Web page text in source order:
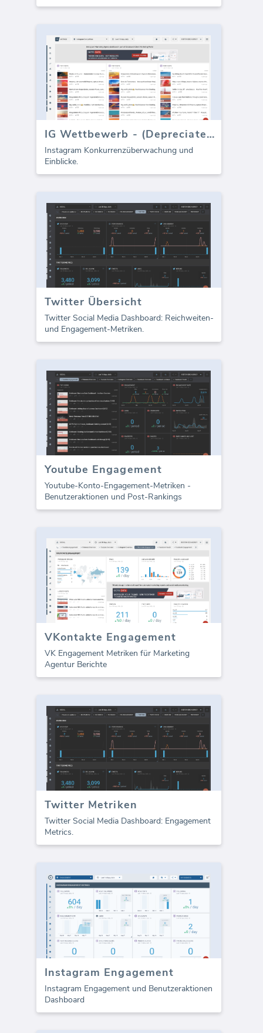
IG Wettbewerb - (Depreciated)
Instagram Konkurrenzüberwachung und
Einblicke.
Twitter Übersicht
Twitter Social Media Dashboard: Reichweiten-
und Engagement-Metriken.
Youtube Engagement
Youtube-Konto-Engagement-Metriken -
Benutzeraktionen und Post-Rankings
VKontakte Engagement
VK Engagement Metriken für Marketing
Agentur Berichte
Twitter Metriken
Twitter Social Media Dashboard: Engagement
Metrics.
Instagram Engagement
Instagram Engagement und Benutzeraktionen
Dashboard